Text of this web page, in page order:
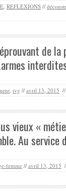
REFLEXIONS //
de la
ivg // avril 13, 2015 //
vieux «
Au service
femme// avril 13, 2015